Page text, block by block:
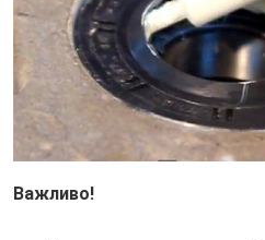
Важливо!